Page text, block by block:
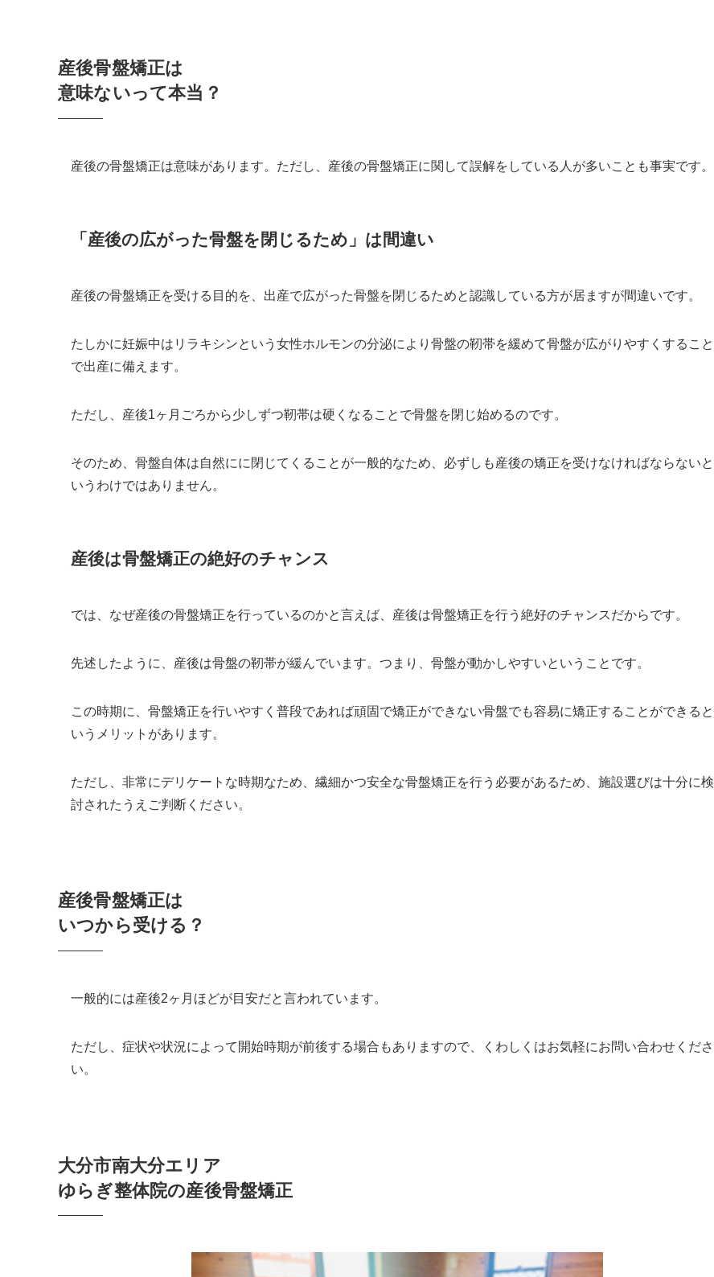
産後骨盤矯正は
意味ないって本当？
産後の骨盤矯正は意味があります。ただし、産後の骨盤矯正に関して誤解をしている人が多いことも事実です。
「産後の広がった骨盤を閉じるため」は間違い
産後の骨盤矯正を受ける目的を、出産で広がった骨盤を閉じるためと認識している方が居ますが間違いです。
たしかに妊娠中はリラキシンという女性ホルモンの分泌により骨盤の靭帯を緩めて骨盤が広がりやすくすること
で出産に備えます。
ただし、産後1ヶ月ごろから少しずつ靭帯は硬くなることで骨盤を閉じ始めるのです。
そのため、骨盤自体は自然にに閉じてくることが一般的なため、必ずしも産後の矯正を受けなければならないと
いうわけではありません。
産後は骨盤矯正の絶好のチャンス
では、なぜ産後の骨盤矯正を行っているのかと言えば、産後は骨盤矯正を行う絶好のチャンスだからです。
先述したように、産後は骨盤の靭帯が緩んでいます。つまり、骨盤が動かしやすいということです。
この時期に、骨盤矯正を行いやすく普段であれば頑固で矯正ができない骨盤でも容易に矯正することができると
いうメリットがあります。
ただし、非常にデリケートな時期なため、繊細かつ安全な骨盤矯正を行う必要があるため、施設選びは十分に検
討されたうえご判断ください。
産後骨盤矯正は
いつから受ける？
一般的には産後2ヶ月ほどが目安だと言われています。
ただし、症状や状況によって開始時期が前後する場合もありますので、くわしくはお気軽にお問い合わせくださ
い。
大分市南大分エリア
ゆらぎ整体院の産後骨盤矯正